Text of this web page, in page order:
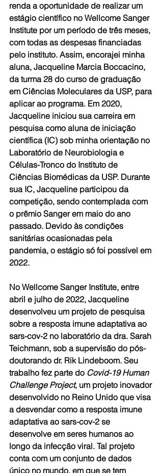
renda a oportunidade de realizar um
estágio científico no Wellcome Sanger
Institute por um período de três meses,
com todas as despesas financiadas
pelo instituto. Assim, encorajei minha
aluna, Jacqueline Marcia Boccacino,
da turma 28 do curso de graduação
em Ciências Moleculares da USP, para
aplicar ao programa. Em 2020,
Jacqueline iniciou sua carreira em
pesquisa como aluna de iniciação
científica (IC) sob minha orientação no
Laboratório de Neurobiologia e
Células-Tronco do Instituto de
Ciências Biomédicas da USP. Durante
sua IC, Jacqueline participou da
competição, sendo contemplada com
o prêmio Sanger em maio do ano
passado. Devido às condições
sanitárias ocasionadas pela
pandemia, o estágio só foi possível em
2022.
No Wellcome Sanger Institute, entre
abril e julho de 2022, Jacqueline
desenvolveu um projeto de pesquisa
sobre a resposta imune adaptativa ao
sars-cov-2 no laboratório da dra. Sarah
Teichmann, sob a supervisão do pós-
doutorando dr. Rik Lindeboom. Seu
trabalho fez parte do Covid-19 Human
Challenge Project, um projeto inovador
desenvolvido no Reino Unido que visa
a desvendar como a resposta imune
adaptativa ao sars-cov-2 se
desenvolve em seres humanos ao
longo da infecção viral. Tal projeto
conta com um conjunto de dados
único no mundo, em que se tem